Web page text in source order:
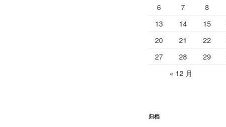
6
7 8
13
14 15
20
21 22
27
28 29
« 12 月
归档